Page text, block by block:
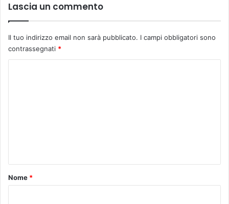
Lascia un commento
Il tuo indirizzo email non sarà pubblicato. I campi obbligatori sono
contrassegnati *
o
Nome *